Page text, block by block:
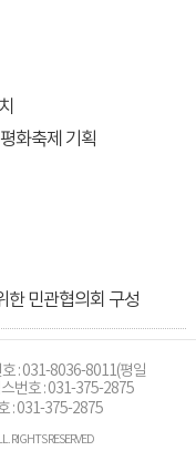
화축제 기획
한 민관협의회 구성
: 031-8036-8011(평일
번호 : 031-375-2875
: 031-375-2875
RIGHTS RESERVED